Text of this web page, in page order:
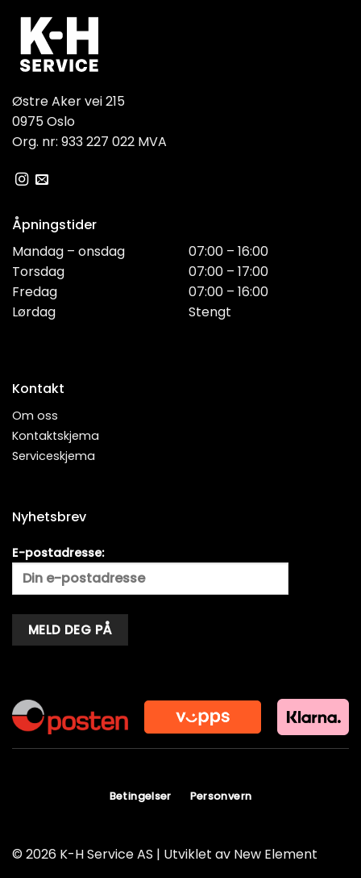
Østre Aker vei 215
0975 Oslo
Org. nr: 933 227 022 MVA
Åpningstider
Mandag – onsdag
Torsdag
Fredag
Lørdag
07:00 – 16:00
07:00 – 17:00
07:00 – 16:00
Stengt
Kontakt
Om oss
Kontaktskjema
Serviceskjema
Nyhetsbrev
E-postadresse:
© 2026 K-H Service AS | Utviklet av New Element
Betingelser Personvern